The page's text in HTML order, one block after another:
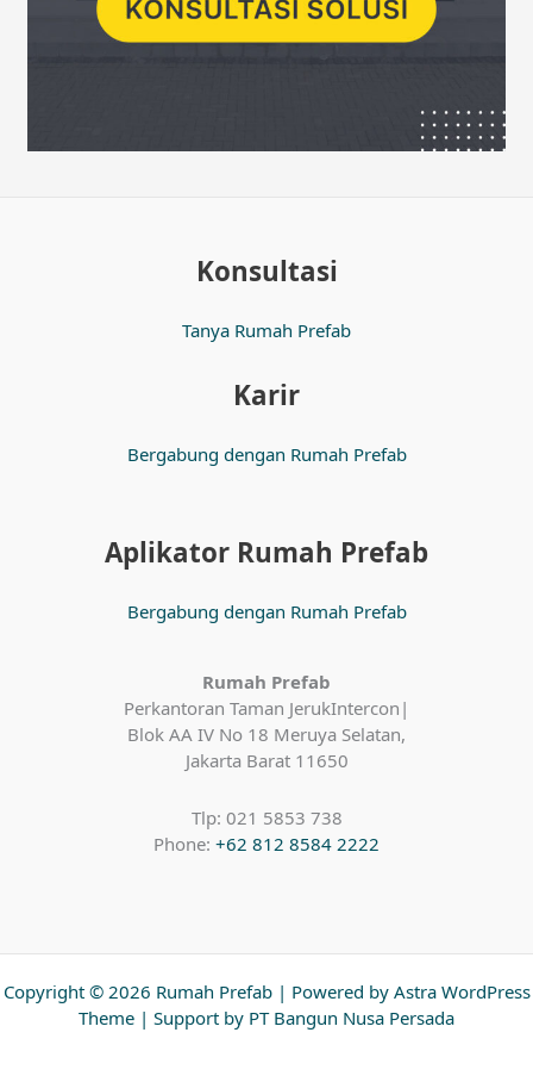
Konsultasi
Tanya Rumah Prefab
Karir
Bergabung dengan Rumah Prefab
Aplikator Rumah Prefab
Bergabung dengan Rumah Prefab
Rumah Prefab
Perkantoran Taman JerukIntercon|
Blok AA IV No 18 Meruya Selatan,
Jakarta Barat 11650
Tlp: 021 5853 738
Phone: +62 812 8584 2222
Copyright © 2026 Rumah Prefab | Powered by Astra WordPress
Theme | Support by PT Bangun Nusa Persada